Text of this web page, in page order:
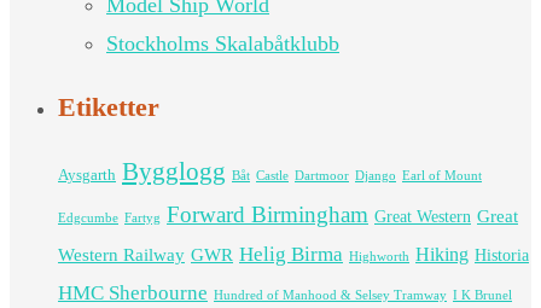
Stockholms Skalabåtklubb
Etiketter
Aysgarth Bygglogg Båt Castle Dartmoor Django Earl of Mount
Edgcumbe Fartyg Forward Birmingham Great Western Great
Western Railway GWR Helig Birma Highworth Hiking Historia
HMC Sherbourne Hundred of Manhood & Selsey Tramway I K Brunel